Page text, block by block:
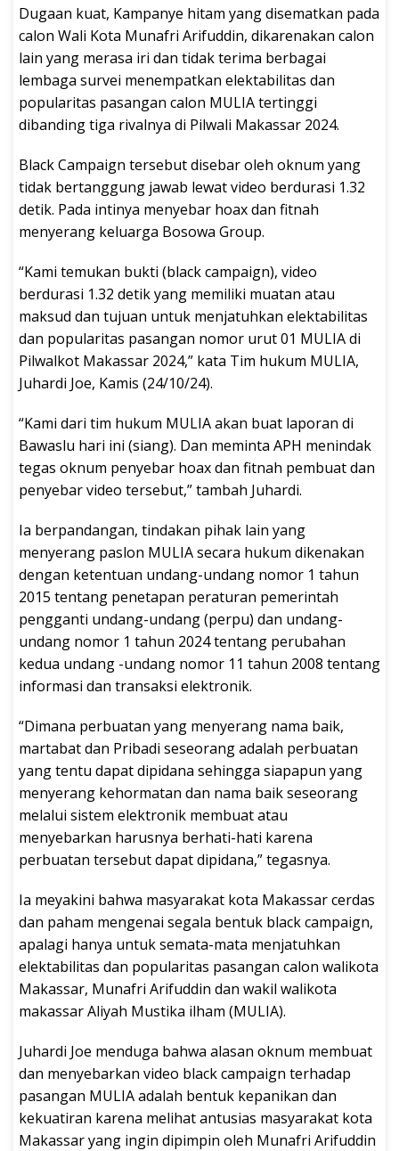
Dugaan kuat, Kampanye hitam yang disematkan pada
calon Wali Kota Munafri Arifuddin, dikarenakan calon
lain yang merasa iri dan tidak terima berbagai
lembaga survei menempatkan elektabilitas dan
popularitas pasangan calon MULIA tertinggi
dibanding tiga rivalnya di Pilwali Makassar 2024.
Black Campaign tersebut disebar oleh oknum yang
tidak bertanggung jawab lewat video berdurasi 1.32
detik. Pada intinya menyebar hoax dan fitnah
menyerang keluarga Bosowa Group.
“Kami temukan bukti (black campaign), video
berdurasi 1.32 detik yang memiliki muatan atau
maksud dan tujuan untuk menjatuhkan elektabilitas
dan popularitas pasangan nomor urut 01 MULIA di
Pilwalkot Makassar 2024,” kata Tim hukum MULIA,
Juhardi Joe, Kamis (24/10/24).
“Kami dari tim hukum MULIA akan buat laporan di
Bawaslu hari ini (siang). Dan meminta APH menindak
tegas oknum penyebar hoax dan fitnah pembuat dan
penyebar video tersebut,” tambah Juhardi.
Ia berpandangan, tindakan pihak lain yang
menyerang paslon MULIA secara hukum dikenakan
dengan ketentuan undang-undang nomor 1 tahun
2015 tentang penetapan peraturan pemerintah
pengganti undang-undang (perpu) dan undang-
undang nomor 1 tahun 2024 tentang perubahan
kedua undang -undang nomor 11 tahun 2008 tentang
informasi dan transaksi elektronik.
“Dimana perbuatan yang menyerang nama baik,
martabat dan Pribadi seseorang adalah perbuatan
yang tentu dapat dipidana sehingga siapapun yang
menyerang kehormatan dan nama baik seseorang
melalui sistem elektronik membuat atau
menyebarkan harusnya berhati-hati karena
perbuatan tersebut dapat dipidana,” tegasnya.
Ia meyakini bahwa masyarakat kota Makassar cerdas
dan paham mengenai segala bentuk black campaign,
apalagi hanya untuk semata-mata menjatuhkan
elektabilitas dan popularitas pasangan calon walikota
Makassar, Munafri Arifuddin dan wakil walikota
makassar Aliyah Mustika ilham (MULIA).
Juhardi Joe menduga bahwa alasan oknum membuat
dan menyebarkan video black campaign terhadap
pasangan MULIA adalah bentuk kepanikan dan
kekuatiran karena melihat antusias masyarakat kota
Makassar yang ingin dipimpin oleh Munafri Arifuddin